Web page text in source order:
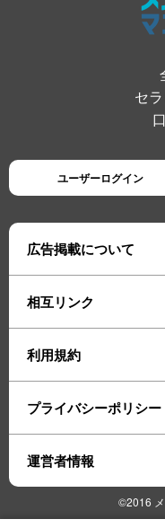
セ
ユーザーログイン
広告掲載について
相互リンク
利用規約
プライバシーポリシー
運営者情報
©2016